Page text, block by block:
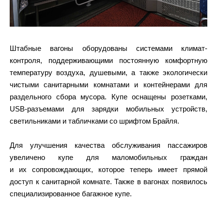
Штабные вагоны оборудованы системами климат-
контроля, поддерживающими постоянную комфортную
температуру воздуха, душевыми, а также экологически
чистыми санитарными комнатами и контейнерами для
раздельного сбора мусора. Купе оснащены розетками,
USB-разъемами для зарядки мобильных устройств,
светильниками и табличками со шрифтом Брайля.
Для улучшения качества обслуживания пассажиров
увеличено купе для маломобильных граждан
и их сопровождающих, которое теперь имеет прямой
доступ к санитарной комнате. Также в вагонах появилось
специализированное багажное купе.